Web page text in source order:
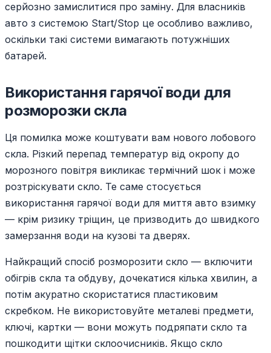
серйозно замислитися про заміну. Для власників
авто з системою Start/Stop це особливо важливо,
оскільки такі системи вимагають потужніших
батарей.
Використання гарячої води для
розморозки скла
Ця помилка може коштувати вам нового лобового
скла. Різкий перепад температур від окропу до
морозного повітря викликає термічний шок і може
розтріскувати скло. Те саме стосується
використання гарячої води для миття авто взимку
— крім ризику тріщин, це призводить до швидкого
замерзання води на кузові та дверях.
Найкращий спосіб розморозити скло — включити
обігрів скла та обдуву, дочекатися кілька хвилин, а
потім акуратно скористатися пластиковим
скребком. Не використовуйте металеві предмети,
ключі, картки — вони можуть подряпати скло та
пошкодити щітки склоочисників. Якщо скло